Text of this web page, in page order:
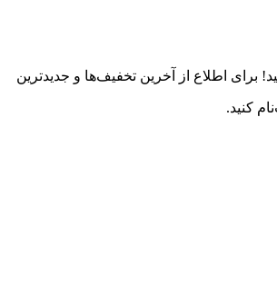
برای اطلاع از آخرین تخفیف‌ها و جدیدترین
کنید.